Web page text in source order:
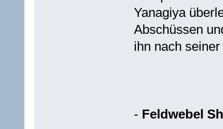
Yanagiya
Abschüssen
ihn nach
- Feldwebel